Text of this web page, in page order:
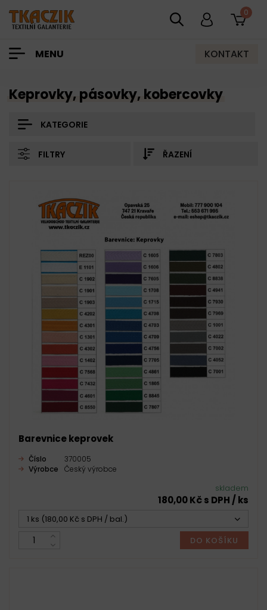
0
MENU KONTAKT
KATEGORIE
FILTRY
Keprovky, pásovky, kobercovky
ŘAZENÍ
Barevnice keprovek
Číslo
370005
Výrobce
Český výrobce
skladem
180,00 Kč s DPH / ks
1 ks (180,00 Kč s DPH / bal.)
DO KOŠÍKU